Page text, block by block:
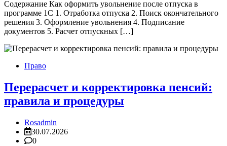
Содержание Как оформить увольнение после отпуска в
программе 1С 1. Отработка отпуска 2. Поиск окончательного
решения 3. Оформление увольнения 4. Подписание
документов 5. Расчет отпускных […]
Право
Перерасчет и корректировка пенсий:
правила и процедуры
Rosadmin
30.07.2026
0